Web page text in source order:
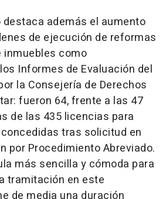
además el aumento
de ejecución de reformas
inmuebles como
Informes de Evaluación del
la Consejería de Derechos
fueron 64, frente a las 47
de las 435 licencias para
tras solicitud en
por Procedimiento Abreviado.
más sencilla y cómoda para
tramitación en este
de media una duración